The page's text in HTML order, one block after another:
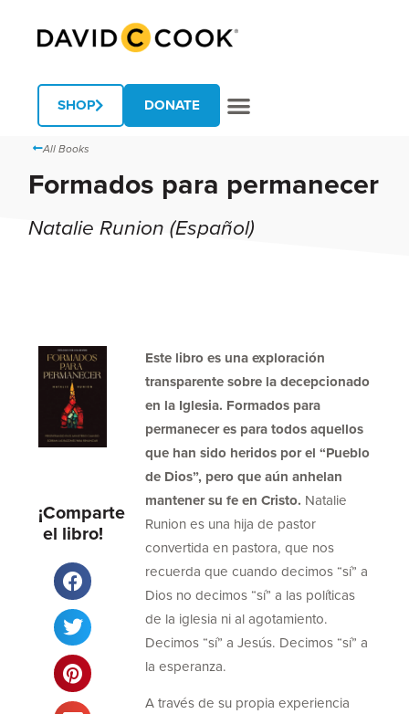
SHOP DONATE
All Books
Formados para permanecer
Natalie Runion (Español)
¡Comparte
el libro!
Este libro es una exploración
transparente sobre la decepcionado
en la Iglesia. Formados para
permanecer es para todos aquellos
que han sido heridos por el “Pueblo
de Dios”, pero que aún anhelan
mantener su fe en Cristo. Natalie
Runion es una hija de pastor
convertida en pastora, que nos
recuerda que cuando decimos “sí” a
Dios no decimos “sí” a las políticas
de la iglesia ni al agotamiento.
Decimos “sí” a Jesús. Decimos “sí” a
la esperanza.
A través de su propia experiencia